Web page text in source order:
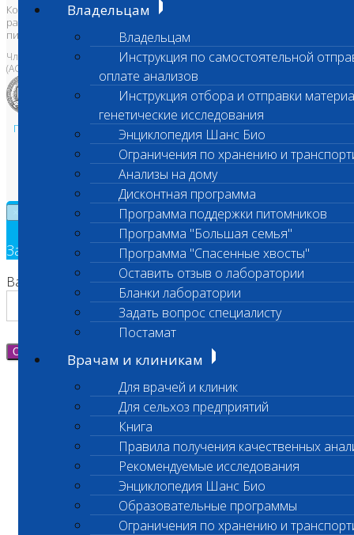
Владельцам
Владельцам
Инструкция по самостоятельной
оплате анализов
Инструкция отбора и отправки
генетические исследования
Энциклопедия Шанс Био
Ограничения по хранению и
Анализы на дому
Дисконтная программа
Программа поддержки питомников
Программа "Большая семья"
Программа "Спасенные хвосты"
Оставить отзыв о лаборатории
Бланки лаборатории
Задать вопрос специалисту
Постамат
Врачам и клиникам
Для врачей и клиник
Для сельхоз предприятий
Книга
Правила получения качественных
Рекомендуемые исследования
Энциклопедия Шанс Био
Образовательные программы
Ограничения по хранению и
Копирование, тиражирование, а также использование материалов,
размещенных на сайте
www.vetlab.ru
письменного разрешения Правообладателя
Член Национальной ветеринарной палаты
(АСРО НВП)
Политика в области персональных данных и конфиденциальности
Пользовательское соглашение
Техническая поддержка
Заявка на обратный звонок
Ваш номер телефона
Отправить